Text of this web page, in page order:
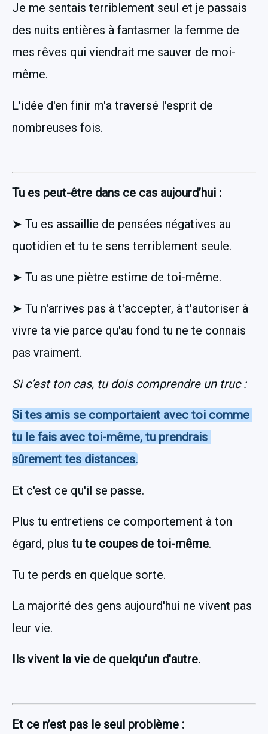
Je me sentais terriblement seul et je passais
des nuits entières à fantasmer la femme de
mes rêves qui viendrait me sauver de moi-
même.
L'idée d'en finir m'a traversé l'esprit de
nombreuses fois.
Tu es peut-être dans ce cas aujourd’hui :
➤ Tu es assaillie de pensées négatives au
quotidien et tu te sens terriblement seule.
➤ Tu as une piètre estime de toi-même.
➤ Tu n'arrives pas à t'accepter, à t'autoriser à
vivre ta vie parce qu'au fond tu ne te connais
pas vraiment.
Si c’est ton cas, tu dois comprendre un truc :
Si tes amis se comportaient avec toi comme
tu le fais avec toi-même, tu prendrais
sûrement tes distances.
Et c'est ce qu'il se passe.
Plus tu entretiens ce comportement à ton
égard, plus tu te coupes de toi-même.
Tu te perds en quelque sorte.
La majorité des gens aujourd'hui ne vivent pas
leur vie.
Ils vivent la vie de quelqu'un d'autre.
Et ce n’est pas le seul problème :